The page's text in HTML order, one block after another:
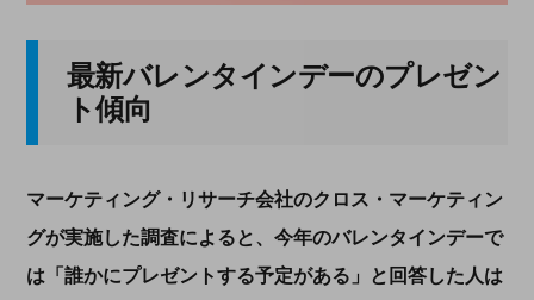
最新バレンタインデーのプレゼン
ト傾向
マーケティング・リサーチ会社のクロス・マーケティン
グが実施した調査によると、今年のバレンタインデーで
は「誰かにプレゼントする予定がある」と回答した人は